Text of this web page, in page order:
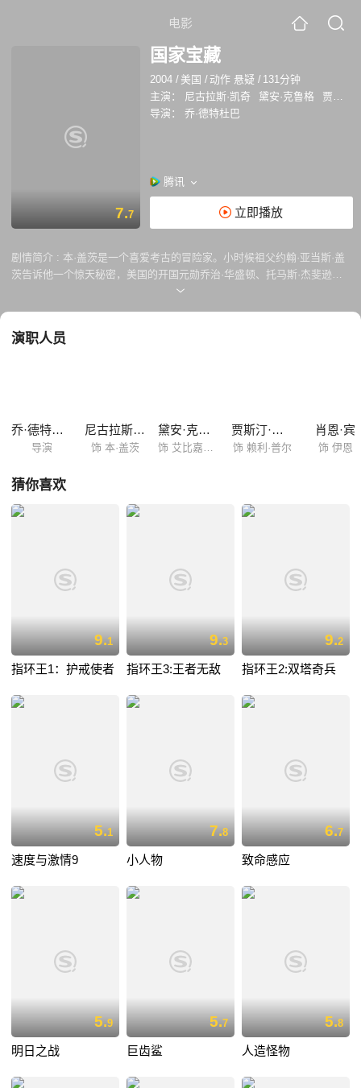
电影
7.7
国家宝藏
2004 / 美国 / 动作 悬疑 / 131分钟
主演：
尼古拉斯·凯奇 黛安·克鲁格
贾斯汀·巴萨
导演：
乔·德特杜巴
腾讯
立即播放
剧情简介 : 本·盖茨是一个喜爱考古的冒险家。小时候祖父约翰·亚当斯·盖
茨告诉他一个惊天秘密，美国的开国元勋乔治·华盛顿、托马斯·杰斐逊、
本杰明·富兰克林曾在某一处埋藏着巨额财富作为战备储蓄金，而宝藏的秘
演职人员
乔·德特杜巴
导演
尼古拉斯·凯奇
饰 本·盖茨
黛安·克鲁格 贾斯汀·巴萨
饰 赖利·普尔
肖恩·宾
饰 伊恩
猜你喜欢
9.1
指环王1：护戒使者
9.3
指环王3:王者无敌
9.2
指环王2:双塔奇兵
5.1
速度与激情9
7.8
小人物
6.7
致命感应
5.9
明日之战
5.7
巨齿鲨
5.8
人造怪物